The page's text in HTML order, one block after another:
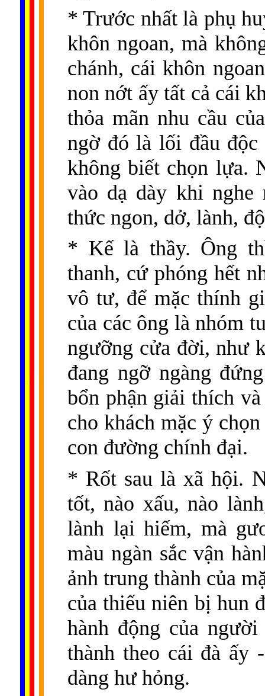
.
* Trước nhất là phụ
khôn ngoan, mà
chánh, cái khôn
non nớt ấy tất cả cái
thỏa mãn nhu cầu
ngờ đó là lối đầu
không biết chọn lựa.
vào dạ dày khi nghe
thức ngon, dở, lành,
* Kế là thầy. Ông
thanh, cứ phóng hết
vô tư, để mặc thính
của các ông là nhóm
ngưỡng cửa đời, như
đang ngỡ ngàng
bổn phận giải thích
cho khách mặc ý
con đường chính đại.
* Rốt sau là xã hội.
tốt, nào xấu, nào
lành lại hiếm, mà
màu ngàn sắc vận
ảnh trung thành của
của thiếu niên bị hun
hành động của
thành theo cái đà ấy
dàng hư hỏng.